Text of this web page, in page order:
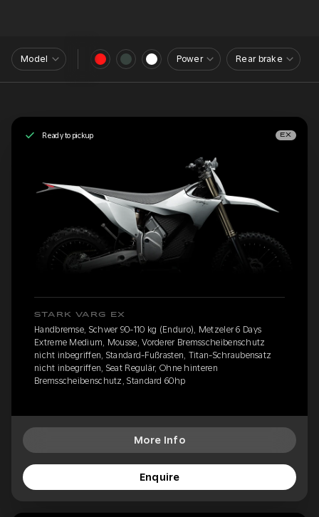
Model Power Rear brake
Ready to pickup EX
STARK VARG EX
Handbremse, Schwer 90-110 kg (Enduro), Metzeler 6 Days
Extreme Medium, Mousse, Vorderer Bremsscheibenschutz
nicht inbegriffen, Standard-Fußrasten, Titan-Schraubensatz
nicht inbegriffen, Seat Regulär, Ohne hinteren
Bremsscheibenschutz, Standard 60hp
More Info
Enquire